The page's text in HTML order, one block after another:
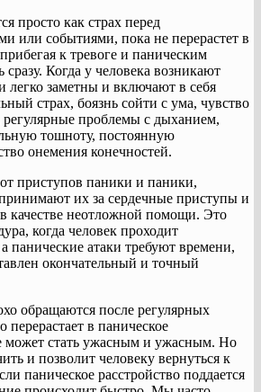
просто как страх перед
или событиями, пока не перерастет в
к тревоге и паническим
сразу. Когда у человека возникают
заметны и включают в себя
страх, боязнь сойти с ума, чувство
проблемы с дыханием,
тошноту, постоянную
онемения конечностей.
приступов паники и паники,
их за сердечные приступы и
качестве неотложной помощи. Это
когда человек проходит
панические атаки требуют времени,
окончательный и точный
обращаются после регулярных
перерастает в паническое
может стать ужасным и ужасным. Но
и позволит человеку вернуться к
паническое расстройство поддается